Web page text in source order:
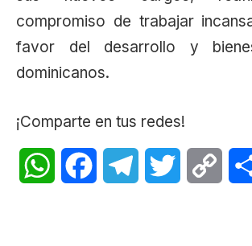
compromiso de trabajar
favor del desarrollo y
dominicanos.
¡Comparte en tus redes!
WhatsAppFacebookTelegramTwitter